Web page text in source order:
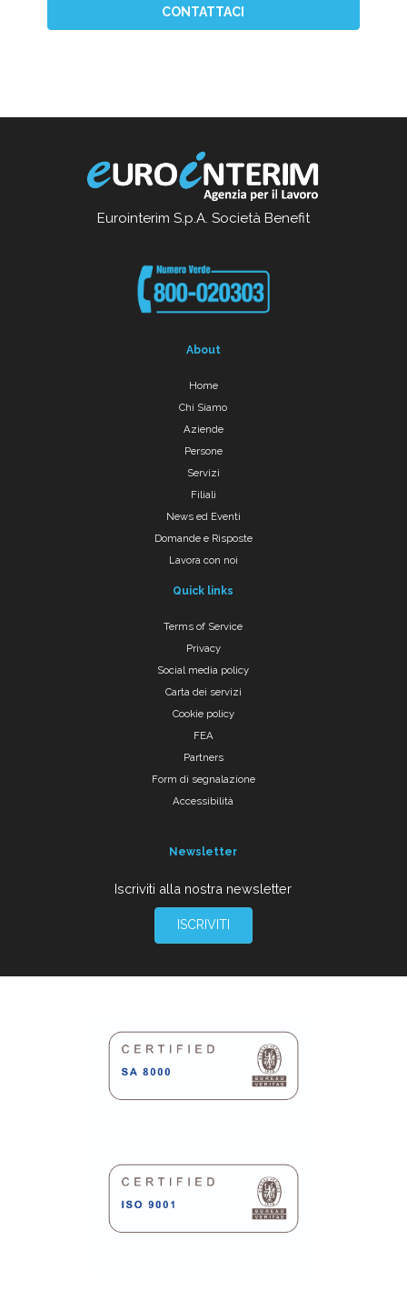
CONTATTACI
Eurointerim S.p.A. Società Benefit
About
Home
Chi Siamo
Aziende
Persone
Servizi
Filiali
News ed Eventi
Domande e Risposte
Lavora con noi
Quick links
Terms of Service
Privacy
Social media policy
Carta dei servizi
Cookie policy
FEA
Partners
Form di segnalazione
Accessibilità
Newsletter
Iscriviti alla nostra newsletter
ISCRIVITI